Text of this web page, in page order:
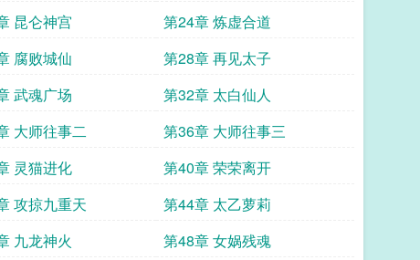
昆仑神宫
第24章 炼虚合道
腐败城仙
第28章 再见太子
武魂广场
第32章 太白仙人
大师往事二
第36章 大师往事三
灵猫进化
第40章 荣荣离开
攻掠九重天
第44章 太乙萝莉
九龙神火
第48章 女娲残魂